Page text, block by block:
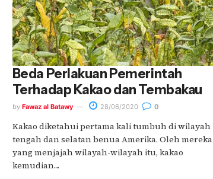
Beda Perlakuan Pemerintah
Terhadap Kakao dan Tembakau
by Fawaz al Batawy 28/06/2020 0
Kakao diketahui pertama kali tumbuh di wilayah
tengah dan selatan benua Amerika. Oleh mereka
yang menjajah wilayah-wilayah itu, kakao
kemudian....